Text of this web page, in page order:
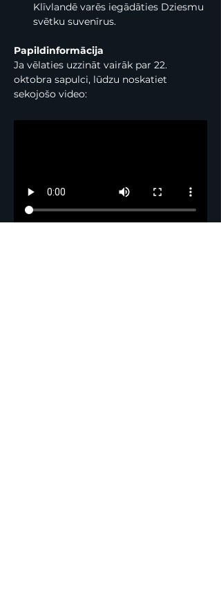
Klīvlandē varēs iegādāties Dziesmu
svētku suvenīrus.
Papildinformācija
Ja vēlaties uzzināt vairāk par 22.
oktobra sapulci, lūdzu noskatiet
sekojošo video: